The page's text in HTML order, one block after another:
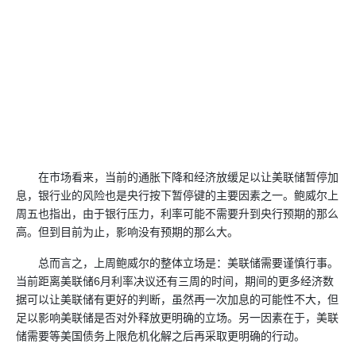
在市场看来，当前的通胀下降和经济放缓足以让美联储暂停加
息，银行业的风险也是央行按下暂停键的主要因素之一。鲍威尔上
周五也指出，由于银行压力，利率可能不需要升到央行预期的那么
高。但到目前为止，影响没有预期的那么大。
总而言之，上周鲍威尔的整体立场是：美联储需要谨慎行事。
当前距离美联储6月利率决议还有三周的时间，期间的更多经济数
据可以让美联储有更好的判断，虽然再一次加息的可能性不大，但
足以影响美联储是否对外释放更明确的立场。另一因素在于，美联
储需要等美国债务上限危机化解之后再采取更明确的行动。